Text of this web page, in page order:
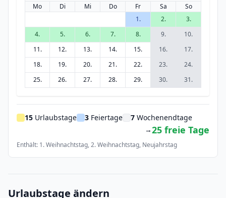
Mo Di Mi Do Fr Sa
So
1.
2.
3.
4.
5. 6. 7. 8. 9.
10.
11.
12. 13. 14. 15. 16.
17.
18.
19. 20. 21. 22. 23.
24.
25.
26. 27. 28. 29. 30. 31.
15 Urlaubstage 3 Feiertage 7 Wochenendtage
→25 freie Tage
Enthält: 1. Weihnachtstag, 2. Weihnachtstag, Neujahrstag
Urlaubstage ändern